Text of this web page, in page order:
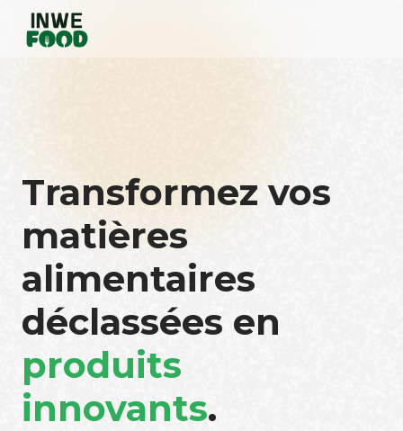
Transformez vos
matières
alimentaires
déclassées en
produits
innovants.